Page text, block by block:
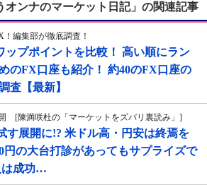
オンナのマーケット日記」の関連記事
編集部が徹底調査！
ップポイントを比較！ 高い順にラン
のFX口座も紹介！ 約40のFX口座の
査【最新】
開 [陳満咲杜の「マーケットをズバリ裏読み」]
す展開に!? 米ドル高・円安は終焉を
円の大台打診があってもサプライズで
は成功…